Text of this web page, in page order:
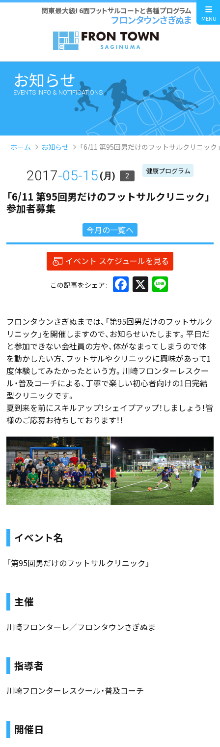
関東最大級! 6面フットサルコートと各種プログラム
フロンタウンさぎぬま MENU
お知らせ
EVENTS INFO & NOTIFICATIONS
ホーム お知らせ 「6/11 第95回男だけのフットサルクリニック
2017-05-15 (月) 2
健康プログラム
「6/11 第95回男だけのフットサルクリニック」
参加者募集
今月の一覧へ
イベント スケジュールを見る
この記事をシェア Facebook
X
フロンタウンさぎぬまでは、「第95回男だけのフットサルク
リニック」を開催しますので、お知らせいたします。平日だ
と参加できない会社員の方や、体がなまってしまうので体
を動かしたい方、フットサルやクリニックに興味があって1
度体験してみたかったという方。川崎フロンターレスクー
ル・普及コーチによる、丁寧で楽しい初心者向けの1日完結
型クリニックです。
夏到来を前にスキルアップ！シェイプアップ！しましょう！皆
様のご応募お待ちしております！！
イベント名
「第95回男だけのフットサルクリニック」
主催
川崎フロンターレ／フロンタウンさぎぬま
指導者
川崎フロンターレスクール・普及コーチ
開催日